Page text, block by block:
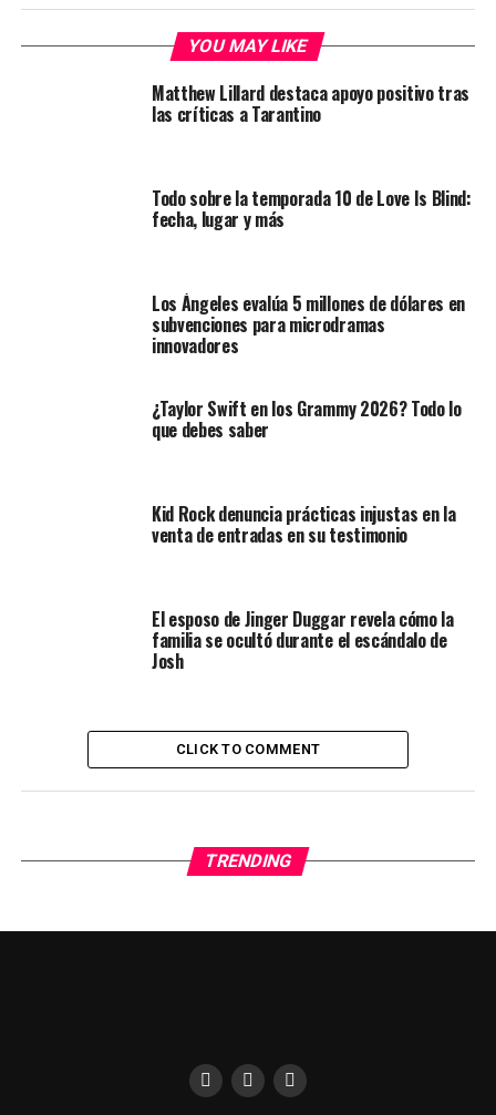
YOU MAY LIKE
Matthew Lillard destaca apoyo positivo tras
las críticas a Tarantino
Todo sobre la temporada 10 de Love Is Blind:
fecha, lugar y más
Los Ángeles evalúa 5 millones de dólares en
subvenciones para microdramas
innovadores
¿Taylor Swift en los Grammy 2026? Todo lo
que debes saber
Kid Rock denuncia prácticas injustas en la
venta de entradas en su testimonio
El esposo de Jinger Duggar revela cómo la
familia se ocultó durante el escándalo de
Josh
CLICK TO COMMENT
TRENDING